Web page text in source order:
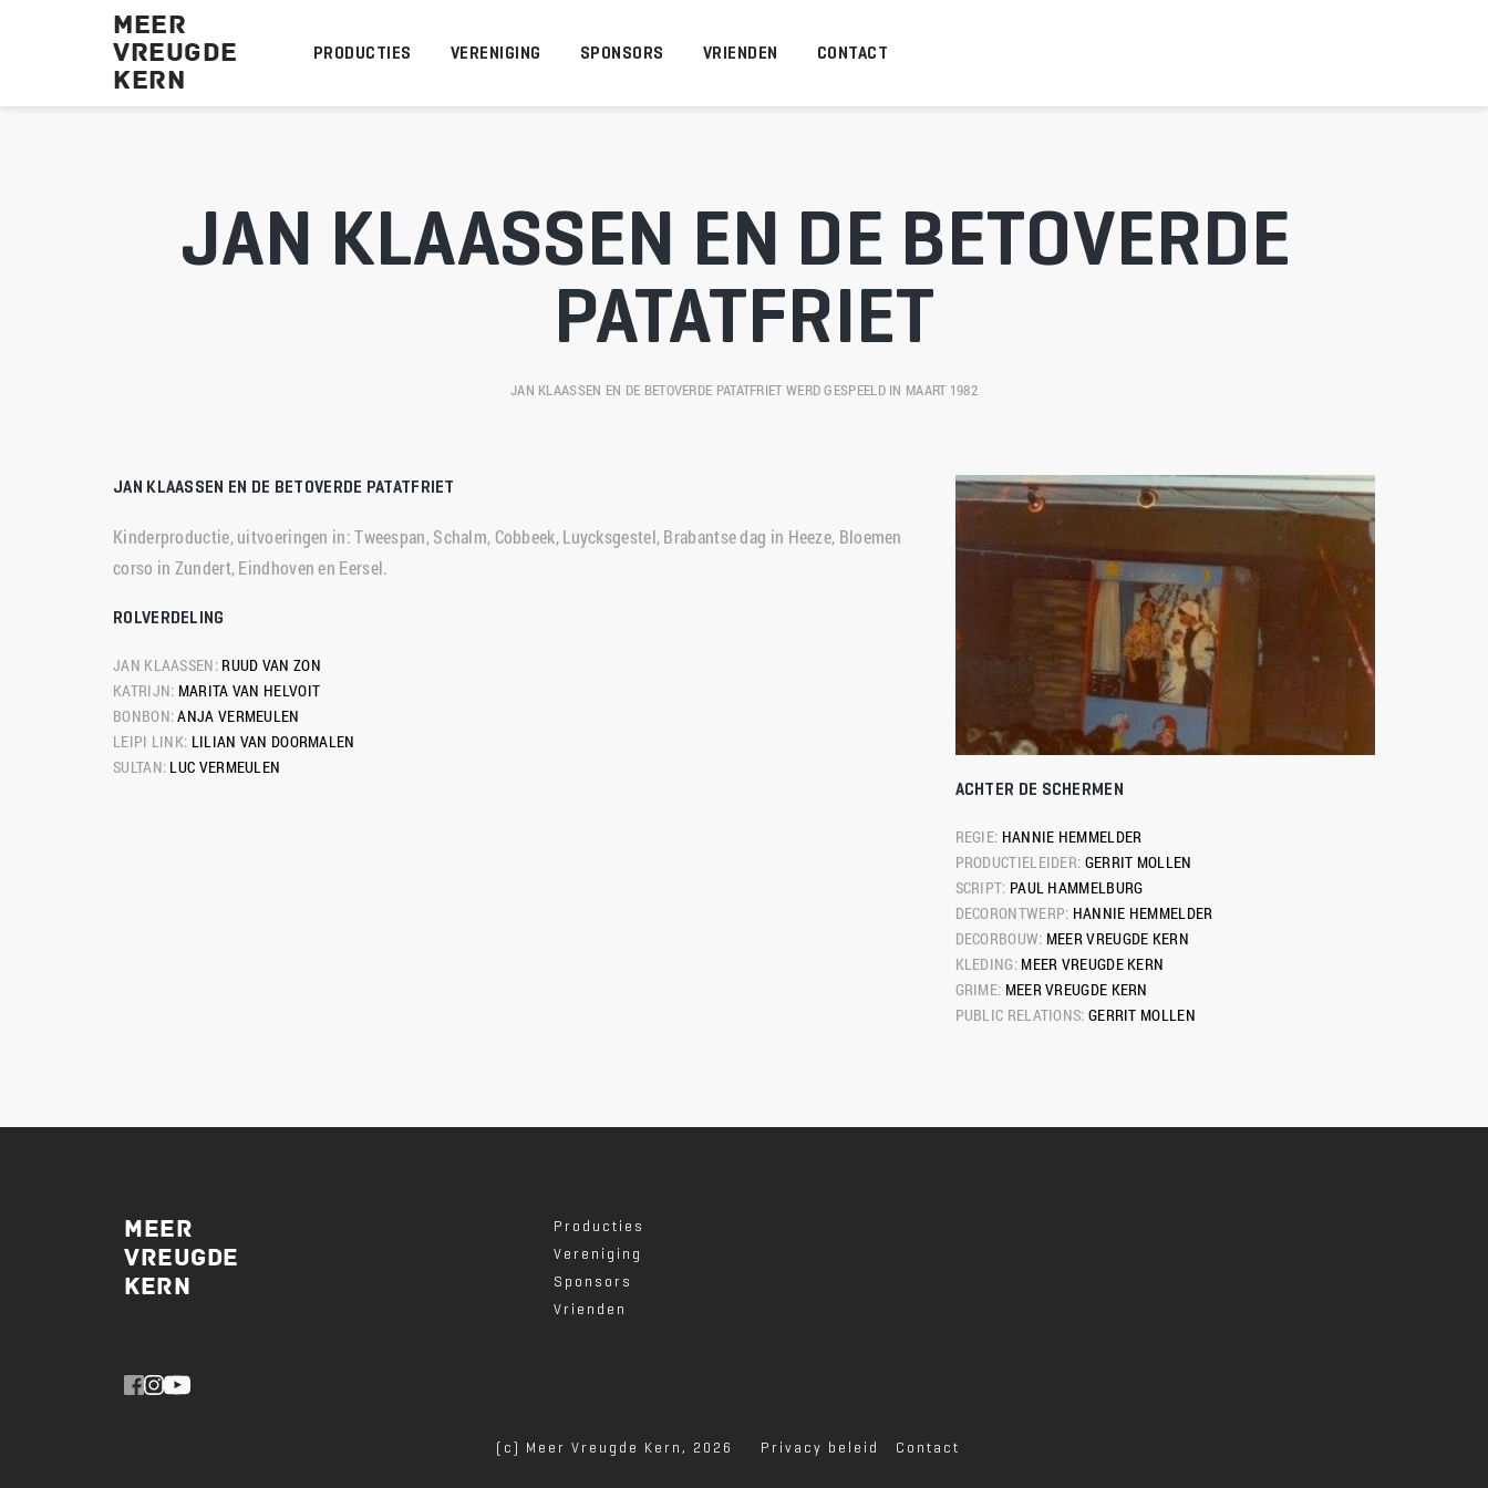
MEER
VREUGDE
KERN
PRODUCTIES VERENIGING SPONSORS VRIENDEN CONTACT
JAN KLAASSEN EN DE BETOVERDE
PATATFRIET
JAN KLAASSEN EN DE BETOVERDE PATATFRIET WERD GESPEELD IN MAART 1982
JAN KLAASSEN EN DE BETOVERDE PATATFRIET
Kinderproductie, uitvoeringen in: Tweespan, Schalm, Cobbeek, Luycksgestel, Brabantse dag in Heeze, Bloemen
corso in Zundert, Eindhoven en Eersel.
ROLVERDELING
JAN KLAASSEN: RUUD VAN ZON
KATRIJN: MARITA VAN HELVOIT
BONBON: ANJA VERMEULEN
LEIPI LINK: LILIAN VAN DOORMALEN
SULTAN: LUC VERMEULEN
ACHTER DE SCHERMEN
REGIE: HANNIE HEMMELDER
PRODUCTIELEIDER: GERRIT MOLLEN
SCRIPT: PAUL HAMMELBURG
DECORONTWERP: HANNIE HEMMELDER
DECORBOUW: MEER VREUGDE KERN
KLEDING: MEER VREUGDE KERN
GRIME: MEER VREUGDE KERN
PUBLIC RELATIONS: GERRIT MOLLEN
MEER
VREUGDE
KERN
Producties
Vereniging
Sponsors
Vrienden
(c) Meer Vreugde Kern, 2026 Privacy beleid Contact